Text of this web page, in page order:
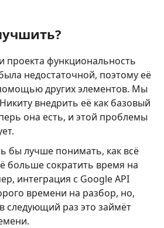
проекта функциональность
недостаточной, поэтому её
других элементов. Мы
внедрить её как базовый
она есть, и этой проблемы
бы лучше понимать, как всё
больше сократить время на
интеграция с Google API
времени на разбор, но,
следующий раз это займёт